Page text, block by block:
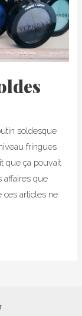
soldesque
fringues
que ça pouvait
affaires que
ces articles ne